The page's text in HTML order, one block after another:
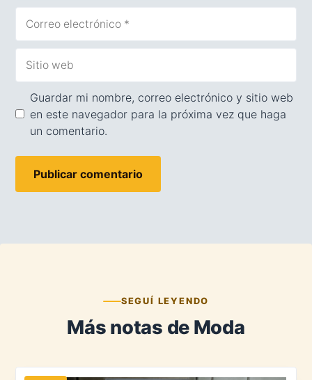
electrónico
web
Guardar mi nombre, correo electrónico y sitio web
en este navegador para la próxima vez que haga
un comentario.
SEGUÍ LEYENDO
Más notas de Moda